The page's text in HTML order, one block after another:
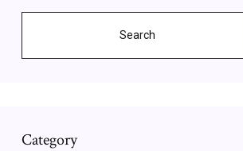
Search
Category